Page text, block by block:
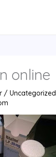
online
/ Uncategorized